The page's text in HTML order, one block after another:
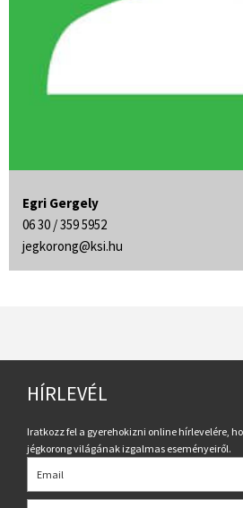
Egri Gergely
06 30 / 359 5952
jegkorong@ksi.hu
HÍRLEVÉL
Iratkozz fel a gyerehokizni online hírlevelére,
jégkorong világának izgalmas eseményeiről.